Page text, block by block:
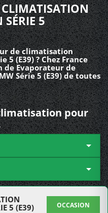
SÉRIE 5
de climatisation
5 (E39) ? Chez France
de Evaporateur de
Série 5 (E39) de toutes
pour


5 (E39)
OCCASION